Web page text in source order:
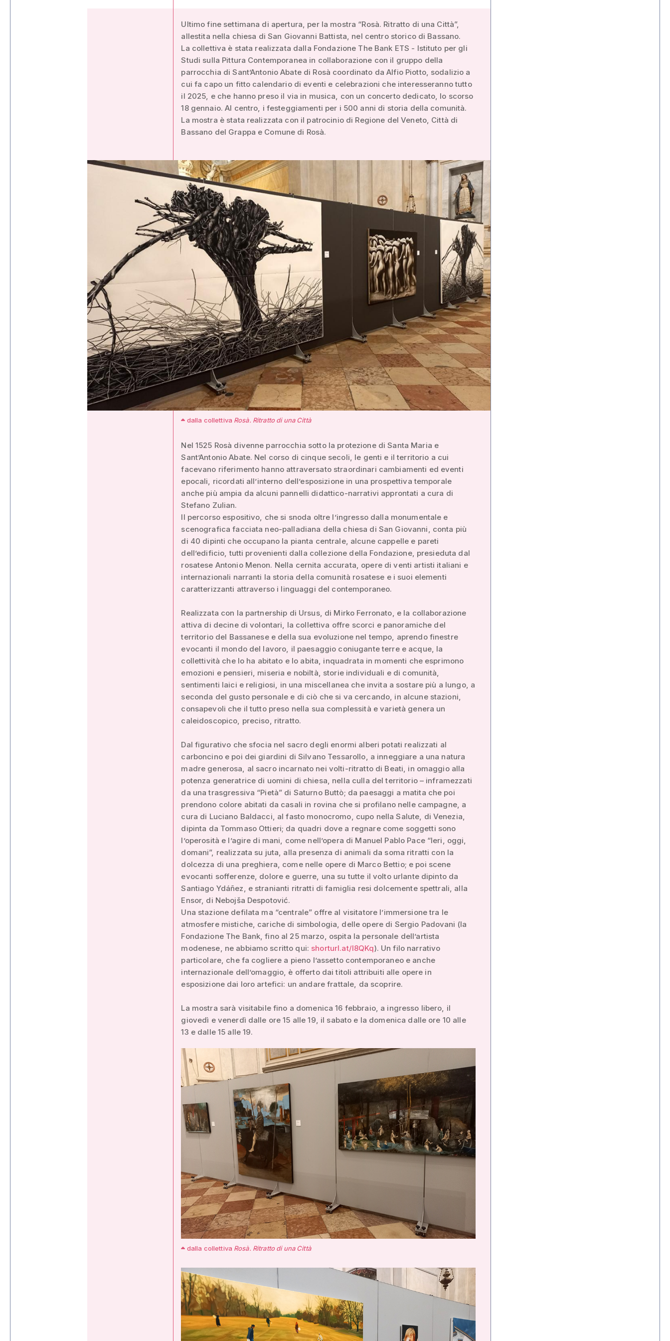
Ultimo fine settimana di apertura, per la mostra “Rosà. Ritratto di una Città”,
allestita nella chiesa di San Giovanni Battista, nel centro storico di Bassano.
La collettiva è stata realizzata dalla Fondazione The Bank ETS - Istituto per gli
Studi sulla Pittura Contemporanea in collaborazione con il gruppo della
parrocchia di Sant’Antonio Abate di Rosà coordinato da Alfio Piotto, sodalizio a
cui fa capo un fitto calendario di eventi e celebrazioni che interesseranno tutto
il 2025, e che hanno preso il via in musica, con un concerto dedicato, lo scorso
18 gennaio. Al centro, i festeggiamenti per i 500 anni di storia della comunità.
La mostra è stata realizzata con il patrocinio di Regione del Veneto, Città di
Bassano del Grappa e Comune di Rosà.
dalla collettiva Rosà. Ritratto di una Città
Nel 1525 Rosà divenne parrocchia sotto la protezione di Santa Maria e
Sant’Antonio Abate. Nel corso di cinque secoli, le genti e il territorio a cui
facevano riferimento hanno attraversato straordinari cambiamenti ed eventi
epocali, ricordati all’interno dell’esposizione in una prospettiva temporale
anche più ampia da alcuni pannelli didattico-narrativi approntati a cura di
Stefano Zulian.
Il percorso espositivo, che si snoda oltre l’ingresso dalla monumentale e
scenografica facciata neo-palladiana della chiesa di San Giovanni, conta più
di 40 dipinti che occupano la pianta centrale, alcune cappelle e pareti
dell’edificio, tutti provenienti dalla collezione della Fondazione, presieduta dal
rosatese Antonio Menon. Nella cernita accurata, opere di venti artisti italiani e
internazionali narranti la storia della comunità rosatese e i suoi elementi
caratterizzanti attraverso i linguaggi del contemporaneo.
Realizzata con la partnership di Ursus, di Mirko Ferronato, e la collaborazione
attiva di decine di volontari, la collettiva offre scorci e panoramiche del
territorio del Bassanese e della sua evoluzione nel tempo, aprendo finestre
evocanti il mondo del lavoro, il paesaggio coniugante terre e acque, la
collettività che lo ha abitato e lo abita, inquadrata in momenti che esprimono
emozioni e pensieri, miseria e nobiltà, storie individuali e di comunità,
sentimenti laici e religiosi, in una miscellanea che invita a sostare più a lungo, a
seconda del gusto personale e di ciò che si va cercando, in alcune stazioni,
consapevoli che il tutto preso nella sua complessità e varietà genera un
caleidoscopico, preciso, ritratto.
Dal figurativo che sfocia nel sacro degli enormi alberi potati realizzati al
carboncino e poi dei giardini di Silvano Tessarollo, a inneggiare a una natura
madre generosa, al sacro incarnato nei volti-ritratto di Beati, in omaggio alla
potenza generatrice di uomini di chiesa, nella culla del territorio – inframezzati
da una trasgressiva “Pietà” di Saturno Buttò; da paesaggi a matita che poi
prendono colore abitati da casali in rovina che si profilano nelle campagne, a
cura di Luciano Baldacci, al fasto monocromo, cupo nella Salute, di Venezia,
dipinta da Tommaso Ottieri; da quadri dove a regnare come soggetti sono
l’operosità e l’agire di mani, come nell’opera di Manuel Pablo Pace “Ieri, oggi,
domani”, realizzata su juta, alla presenza di animali da soma ritratti con la
dolcezza di una preghiera, come nelle opere di Marco Bettio; e poi scene
evocanti sofferenze, dolore e guerre, una su tutte il volto urlante dipinto da
Santiago Ydáñez, e stranianti ritratti di famiglia resi dolcemente spettrali, alla
Ensor, di Nebojša Despotović.
Una stazione defilata ma “centrale” offre al visitatore l’immersione tra le
atmosfere mistiche, cariche di simbologia, delle opere di Sergio Padovani (la
Fondazione The Bank, fino al 25 marzo, ospita la personale dell’artista
modenese, ne abbiamo scritto qui: shorturl.at/l8QKq). Un filo narrativo
particolare, che fa cogliere a pieno l’assetto contemporaneo e anche
internazionale dell’omaggio, è offerto dai titoli attribuiti alle opere in
esposizione dai loro artefici: un andare frattale, da scoprire.
La mostra sarà visitabile fino a domenica 16 febbraio, a ingresso libero, il
giovedì e venerdì dalle ore 15 alle 19, il sabato e la domenica dalle ore 10 alle
13 e dalle 15 alle 19.
dalla collettiva Rosà. Ritratto di una Città